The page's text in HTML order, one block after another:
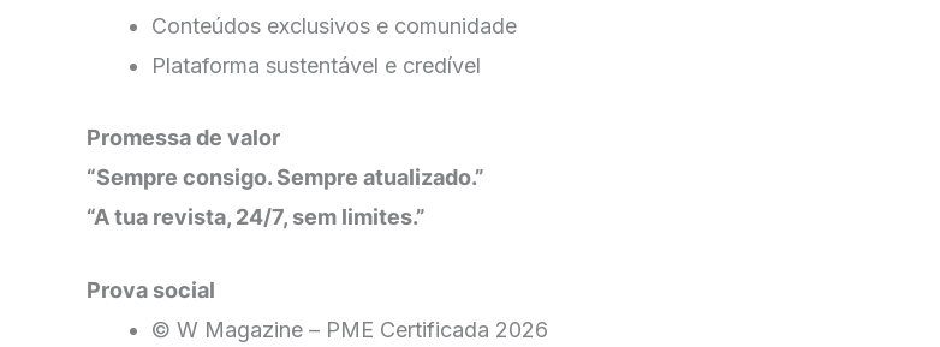
Conteúdos exclusivos e comunidade
Plataforma sustentável e credível
Promessa de valor
“Sempre consigo. Sempre atualizado.”
“A tua revista, 24/7, sem limites.”
Prova social
© W Magazine – PME Certificada 2026